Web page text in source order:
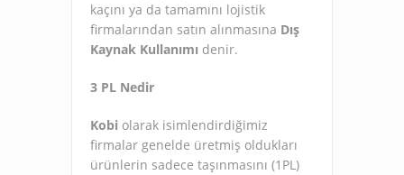
kaçını ya da tamamını lojistik
firmalarından satın alınmasına Dış
Kaynak Kullanımı denir.
3 PL Nedir
Kobi olarak isimlendirdiğimiz
firmalar genelde üretmiş oldukları
ürünlerin sadece taşınmasını (1PL)